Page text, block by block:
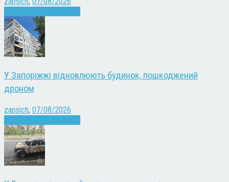
У Запоріжжі відновлюють будинок, пошкоджений
дроном
zapsich, 07/08/2026